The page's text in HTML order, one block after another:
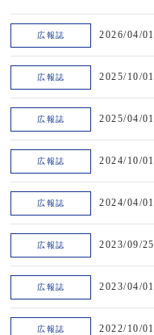
広報誌 2026/04/01
広報誌 2025/10/01
広報誌 2025/04/01
広報誌 2024/10/01
広報誌 2024/04/01
広報誌 2023/09/25
広報誌 2023/04/01
広報誌 2022/10/01